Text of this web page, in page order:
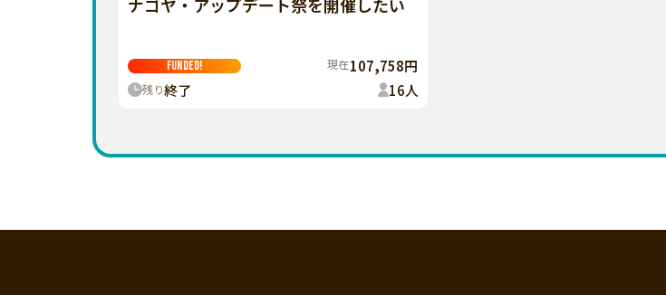
FUNDED! 現在107,758円
残り終了 16人